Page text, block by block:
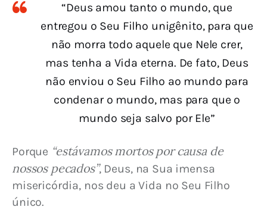
“Deus amou tanto o mundo, que
entregou o Seu Filho unigênito, para que
não morra todo aquele que Nele crer,
mas tenha a Vida eterna. De fato, Deus
não enviou o Seu Filho ao mundo para
condenar o mundo, mas para que o
mundo seja salvo por Ele”
Porque “estávamos mortos por causa de
nossos pecados”, Deus, na Sua imensa
misericórdia, nos deu a Vida no Seu Filho
único.